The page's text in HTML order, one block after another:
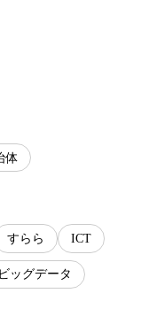
体
すらら ICT
ビッグデータ